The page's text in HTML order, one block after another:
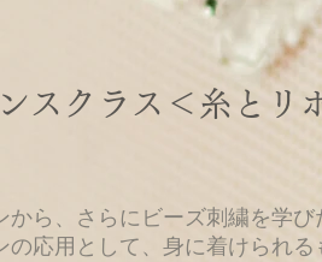
スクラス＜糸とリ
から、さらにビーズ刺繍を学
の応用として、身に着けられ